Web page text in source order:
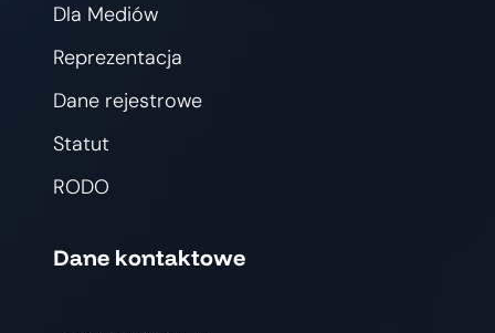
Dla Mediów
Reprezentacja
Dane rejestrowe
Statut
RODO
Dane kontaktowe